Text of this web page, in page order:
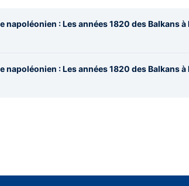
: Les années 1820 des Balkans à
: Les années 1820 des Balkans à